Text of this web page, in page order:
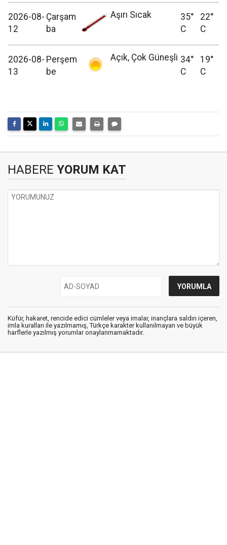
2026-08-
12
Çarşam
ba
Aşırı Sıcak
35°
C
22°
C
2026-08-
13
Perşem
be
Açık, Çok Güneşli 34°
C
19°
C
HABERE YORUM KAT
Küfür, hakaret, rencide edici cümleler veya imalar, inançlara saldırı içeren,
imla kuralları ile yazılmamış, Türkçe karakter kullanılmayan ve büyük
harflerle yazılmış yorumlar onaylanmamaktadır.